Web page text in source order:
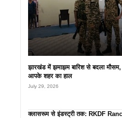
झारखंड में झमाझम बारिश से बदला
आपके शहर का हाल
July 29, 2026
क्लासरूम से इंडस्ट्री तक: RKDF